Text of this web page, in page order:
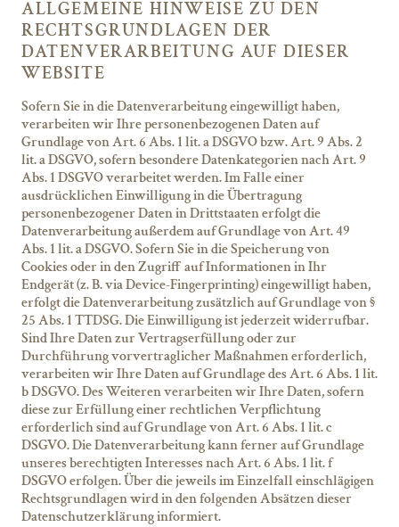
ALLGEMEINE HINWEISE ZU DEN
RECHTSGRUNDLAGEN DER
DATENVERARBEITUNG AUF DIESER
WEBSITE
Sofern Sie in die Datenverarbeitung eingewilligt haben,
verarbeiten wir Ihre personenbezogenen Daten auf
Grundlage von Art. 6 Abs. 1 lit. a DSGVO bzw. Art. 9 Abs. 2
lit. a DSGVO, sofern besondere Datenkategorien nach Art. 9
Abs. 1 DSGVO verarbeitet werden. Im Falle einer
ausdrücklichen Einwilligung in die Übertragung
personenbezogener Daten in Drittstaaten erfolgt die
Datenverarbeitung außerdem auf Grundlage von Art. 49
Abs. 1 lit. a DSGVO. Sofern Sie in die Speicherung von
Cookies oder in den Zugriff auf Informationen in Ihr
Endgerät (z. B. via Device-Fingerprinting) eingewilligt haben,
erfolgt die Datenverarbeitung zusätzlich auf Grundlage von §
25 Abs. 1 TTDSG. Die Einwilligung ist jederzeit widerrufbar.
Sind Ihre Daten zur Vertragserfüllung oder zur
Durchführung vorvertraglicher Maßnahmen erforderlich,
verarbeiten wir Ihre Daten auf Grundlage des Art. 6 Abs. 1 lit.
b DSGVO. Des Weiteren verarbeiten wir Ihre Daten, sofern
diese zur Erfüllung einer rechtlichen Verpflichtung
erforderlich sind auf Grundlage von Art. 6 Abs. 1 lit. c
DSGVO. Die Datenverarbeitung kann ferner auf Grundlage
unseres berechtigten Interesses nach Art. 6 Abs. 1 lit. f
DSGVO erfolgen. Über die jeweils im Einzelfall einschlägigen
Rechtsgrundlagen wird in den folgenden Absätzen dieser
Datenschutzerklärung informiert.